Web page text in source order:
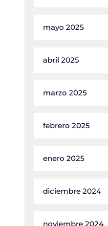
mayo 2025
abril 2025
marzo 2025
febrero 2025
enero 2025
diciembre 2024
noviembre 2024